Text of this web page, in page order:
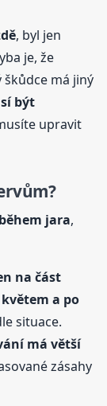
, byl jen
je, že
škůdce má jiný
být
upravit
jara,
na část
a po
situace.
má větší
zásahy